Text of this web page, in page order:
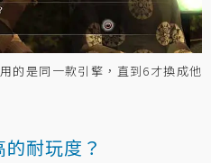
的是同一款引擎，直到6才換成他
耐玩度？